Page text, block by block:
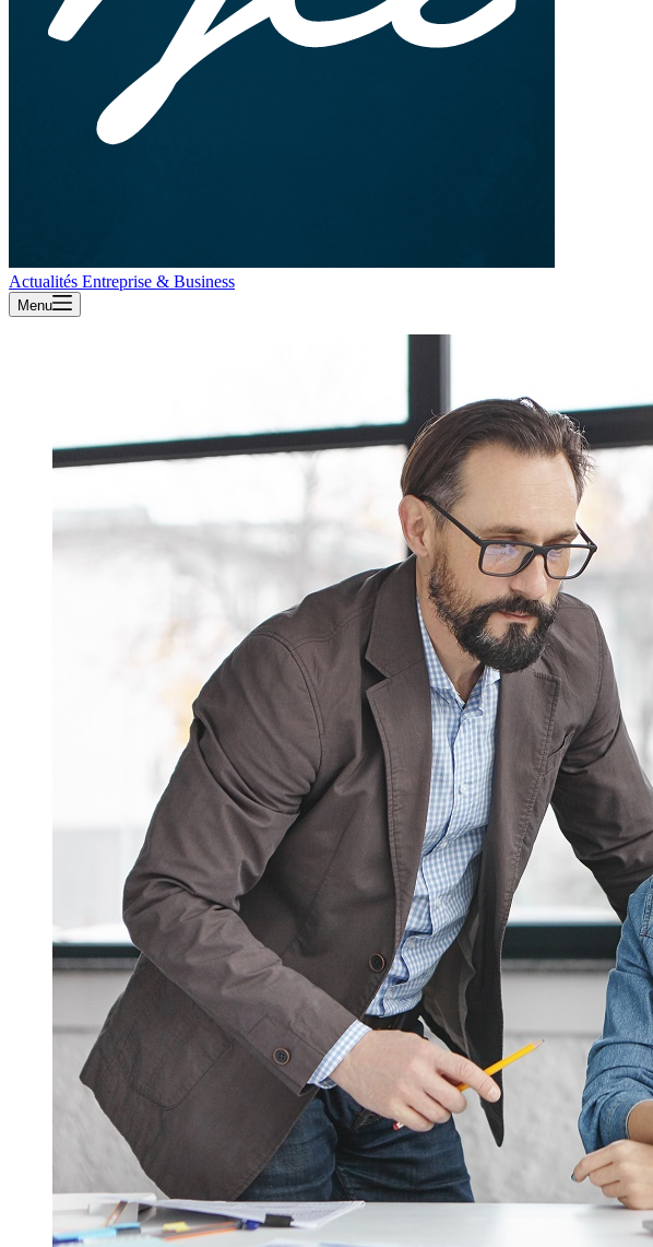
Actualités Entreprise & Business
Menu